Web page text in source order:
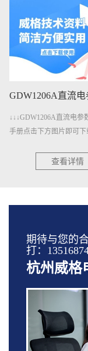
↓↓↓GDW1206A直流电参
手册点击下方图片即可下
查看详情
期待与您的
打：
杭州威格